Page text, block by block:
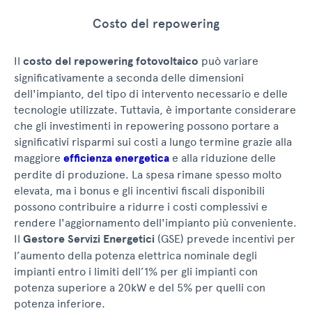
Costo del repowering
Il costo del repowering fotovoltaico può variare
significativamente a seconda delle dimensioni
dell'impianto, del tipo di intervento necessario e delle
tecnologie utilizzate. Tuttavia, è importante considerare
che gli investimenti in repowering possono portare a
significativi risparmi sui costi a lungo termine grazie alla
maggiore efficienza energetica e alla riduzione delle
perdite di produzione. La spesa rimane spesso molto
elevata, ma i bonus e gli incentivi fiscali disponibili
possono contribuire a ridurre i costi complessivi e
rendere l'aggiornamento dell'impianto più conveniente.
Il Gestore Servizi Energetici (GSE) prevede incentivi per
l’aumento della potenza elettrica nominale degli
impianti entro i limiti dell’1% per gli impianti con
potenza superiore a 20kW e del 5% per quelli con
potenza inferiore.